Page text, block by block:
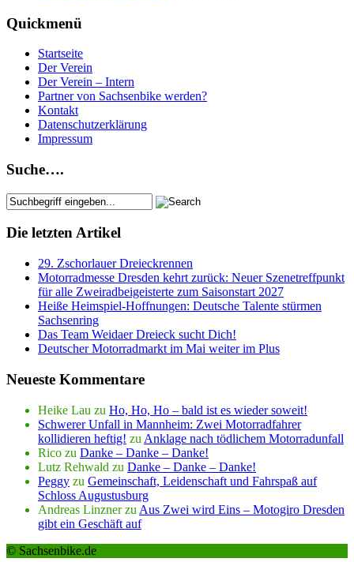
Quickmenü
Startseite
Der Verein
Der Verein – Intern
Partner von Sachsenbike werden?
Kontakt
Datenschutzerklärung
Impressum
Suche….
Die letzten Artikel
29. Zschorlauer Dreieckrennen
Motorradmesse Dresden kehrt zurück: Neuer Szenetreffpunkt
für alle Zweiradbeigeisterte zum Saisonstart 2027
Heiße Heimspiel-Hoffnungen: Deutsche Talente stürmen
Sachsenring
Das Team Weidaer Dreieck sucht Dich!
Deutscher Motorradmarkt im Mai weiter im Plus
Neueste Kommentare
Heike Lau zu Ho, Ho, Ho – bald ist es wieder soweit!
Schwerer Unfall in Mannheim: Zwei Motorradfahrer
kollidieren heftig! zu Anklage nach tödlichem Motorradunfall
Rico zu Danke – Danke – Danke!
Lutz Rehwald zu Danke – Danke – Danke!
Peggy zu Gemeinschaft, Leidenschaft und Fahrspaß auf
Schloss Augustusburg
Andreas Linznerzu Aus Zwei wird Eins – Motogiro Dresden
gibt ein Geschäft auf
© Sachsenbike.de